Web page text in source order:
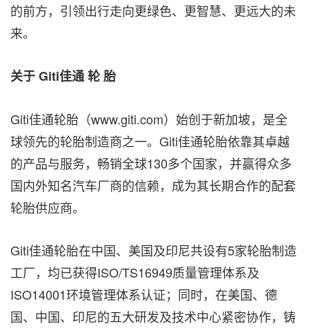
的前方，引领出行走向更绿色、更智慧、更远大的未
来。
关于Giti佳通轮胎
Giti佳通轮胎（www.giti.com）始创于新加坡，是全
球领先的轮胎制造商之一。Giti佳通轮胎依靠其卓越
的产品与服务，畅销全球130多个国家，并赢得众多
国内外知名汽车厂商的信赖，成为其长期合作的配套
轮胎供应商。
Giti佳通轮胎在中国、美国及印尼共设有5家轮胎制造
工厂，均已获得ISO/TS16949质量管理体系及
ISO14001环境管理体系认证；同时，在美国、德
国、中国、印尼的五大研发及技术中心紧密协作，铸